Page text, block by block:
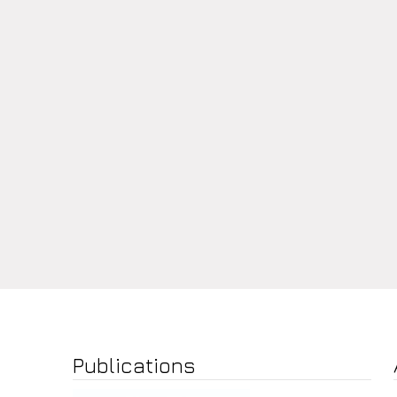
Publications